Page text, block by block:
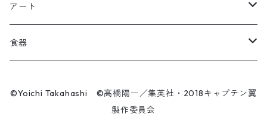
マスク
ビーニー / キャップ
肖俊光
飛翔
フォームローラー
こけし
アート
エアーアクリル
食器
©Yoichi Takahashi ©高橋陽一／集英社・2018キャプテン翼
製作委員会